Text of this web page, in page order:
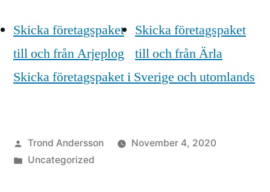
Skicka företagspaket
till och från Arjeplog
Skicka företagspaket
till och från Ärla
Skicka företagspaket i Sverige och utomlands
Posted
by
Trond Andersson
November 4, 2020
Posted
Uncategorized